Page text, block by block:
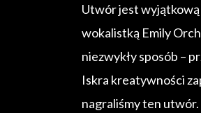
Utwór jest
wokalistką Emily
niezwykły sposób –
Iskra kreatywności
nagraliśmy ten utwór.